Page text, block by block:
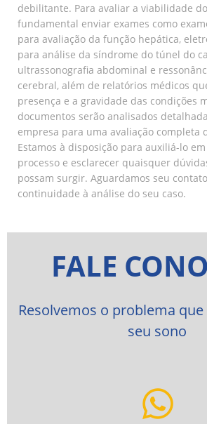
debilitante. Para avaliar a viabilidade
fundamental enviar exames como
para avaliação da função hepática,
para análise da síndrome do túnel do
ultrassonografia abdominal e
cerebral, além de relatórios médicos
presença e a gravidade das condições
documentos serão analisados
empresa para uma avaliação completa
Estamos à disposição para auxiliá-lo
processo e esclarecer quaisquer
possam surgir. Aguardamos seu
continuidade à análise do seu caso.
FALE
Resolvemos o problema
seu sono